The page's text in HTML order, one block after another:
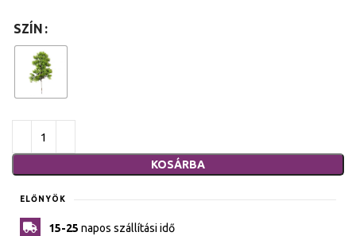
SZÍN
KOSÁRBA
ELŐNYÖK
15-25 napos szállítási idő